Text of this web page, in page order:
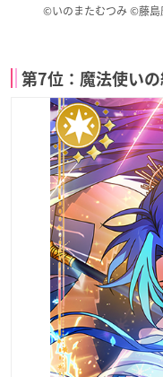
©いのまたむつみ ©藤島
第7位：魔法使い